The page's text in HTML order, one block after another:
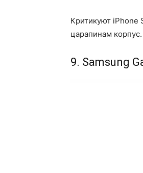
Критикуют iPhone
царапинам
9. Samsung